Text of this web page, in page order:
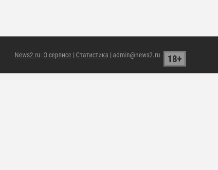
News2.ru: О сервисе | Статистика | admin@news2.ru 18+